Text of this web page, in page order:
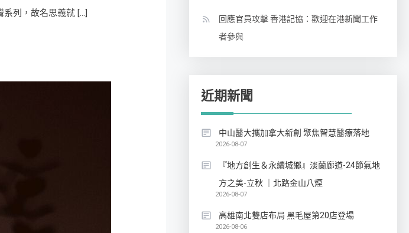
系列，故名思義就 […]
回應官員攻擊 香港記協：歡迎在港新聞工作
者參與
近期新聞
中山醫大攜加拿大新創 聚焦智慧醫療落地
2026-08-07
『地方創生＆永續城鄉』淡蘭廊道-24節氣地
方之美-立秋 ｜北路金山八煙
2026-08-07
高雄南北雙店布局 黑毛屋第20店登場
2026-08-06